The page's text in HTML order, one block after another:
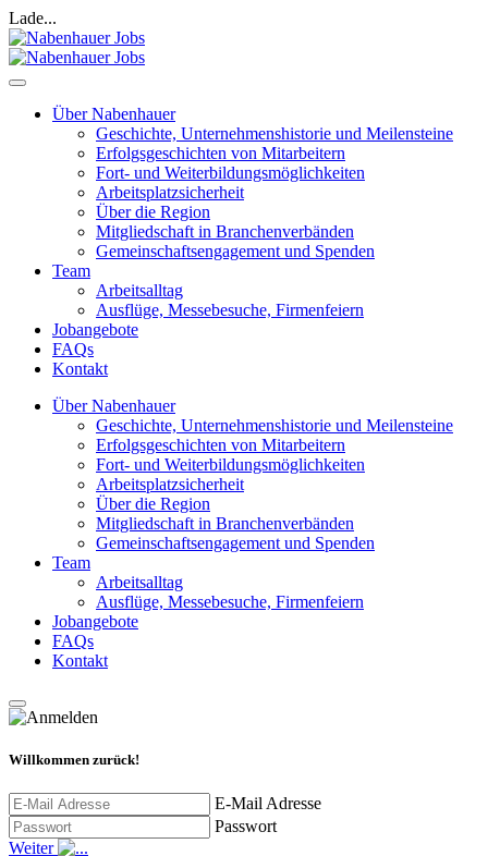
Lade...
Über Nabenhauer
Geschichte, Unternehmenshistorie und Meilensteine
Erfolgsgeschichten von Mitarbeitern
Fort- und Weiterbildungsmöglichkeiten
Arbeitsplatzsicherheit
Über die Region
Mitgliedschaft in Branchenverbänden
Gemeinschaftsengagement und Spenden
Team
Arbeitsalltag
Ausflüge, Messebesuche, Firmenfeiern
Jobangebote
FAQs
Kontakt
Über Nabenhauer
Geschichte, Unternehmenshistorie und Meilensteine
Erfolgsgeschichten von Mitarbeitern
Fort- und Weiterbildungsmöglichkeiten
Arbeitsplatzsicherheit
Über die Region
Mitgliedschaft in Branchenverbänden
Gemeinschaftsengagement und Spenden
Team
Arbeitsalltag
Ausflüge, Messebesuche, Firmenfeiern
Jobangebote
FAQs
Kontakt
Willkommen zurück!
E-Mail Adresse
Passwort
Weiter